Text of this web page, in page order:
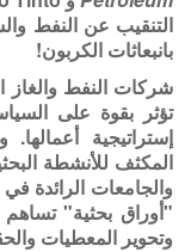
التنقيب عن النفط
بانبعاثات الكربون!
شركات النفط والغاز
تؤثر بقوة على
إستراتيجية
المكثف للأنشطة
والجامعات الرائدة في
"أوراق بحثية"
وتحوير المعطيات